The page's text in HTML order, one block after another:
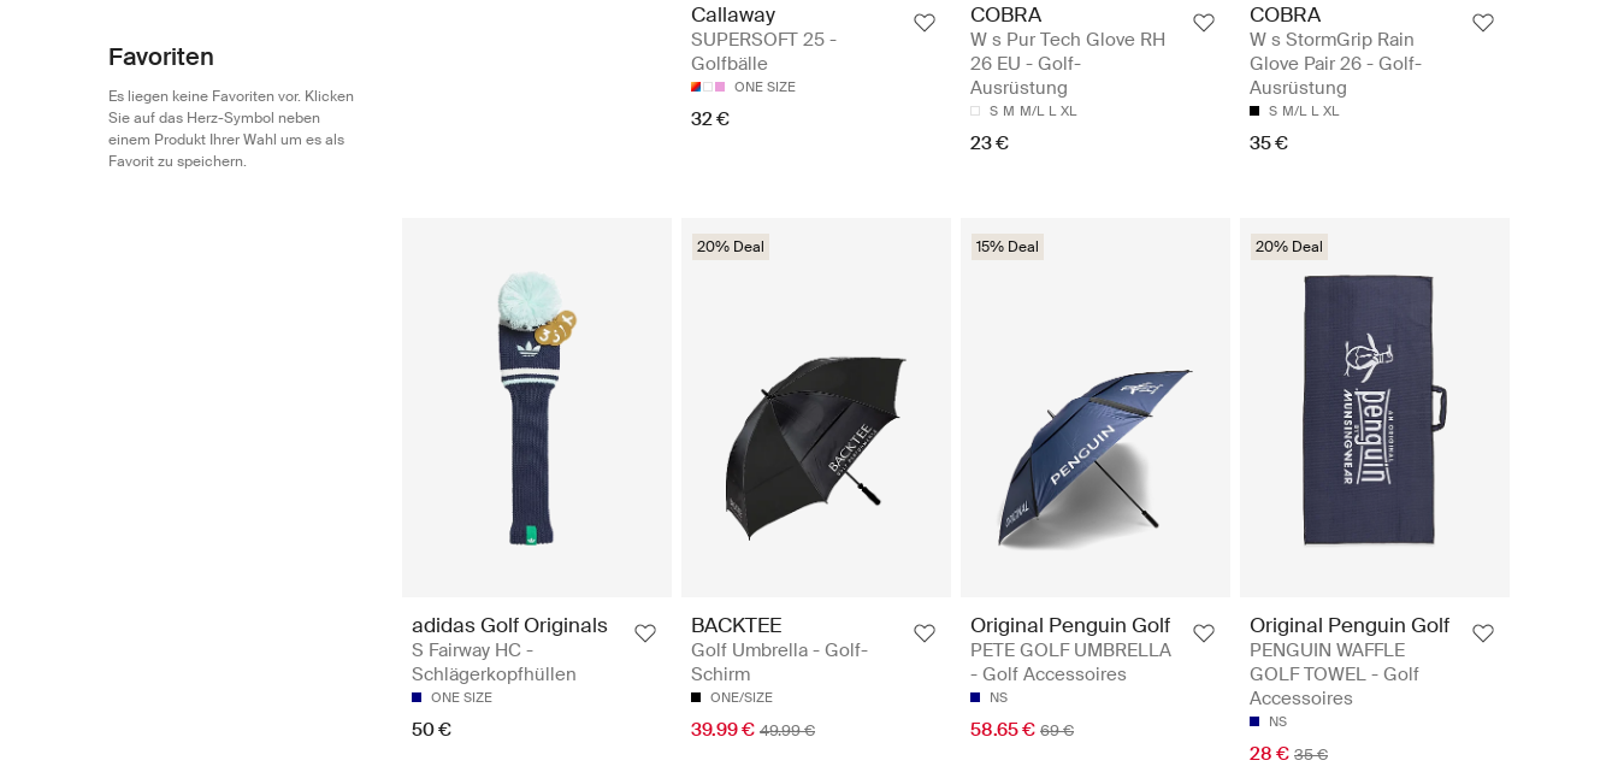
Favoriten
Es liegen keine Favoriten vor. Klicken
Sie auf das Herz-Symbol neben
einem Produkt Ihrer Wahl um es als
Favorit zu speichern.
Callaway
SUPERSOFT 25 -
Golfbälle
ONE SIZE
32 €
COBRA
W s Pur Tech Glove RH
26 EU - Golf-
Ausrüstung
S M M/L L XL
23 €
COBRA
W s StormGrip Rain
Glove Pair 26 - Golf-
Ausrüstung
S M/L L XL
35 €
adidas Golf Originals
S Fairway HC -
Schlägerkopfhüllen
ONE SIZE
50 €
20% Deal
BACKTEE
Golf Umbrella - Golf-
Schirm
ONE/SIZE
39.99 € 49.99 €
15% Deal
Original Penguin Golf
PETE GOLF UMBRELLA
- Golf Accessoires
NS
58.65 € 69 €
20% Deal
Original Penguin Golf
PENGUIN WAFFLE
GOLF TOWEL - Golf
Accessoires
NS
28 € 35 €